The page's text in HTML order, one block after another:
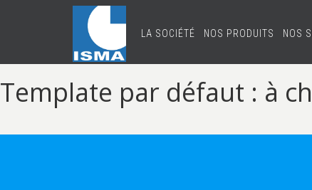
LA SOCIÉTÉ NOS PRODUITS NOS
Template par défaut : à